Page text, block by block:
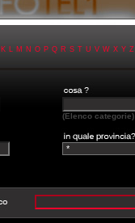
K L M N O P Q R S T U V W X Y Z
(Elenco categorie)